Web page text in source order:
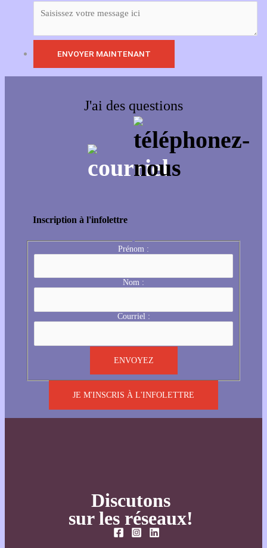
J'ai des questions
Inscription à l'infolettre
Prénom :
Nom :
Courriel :
JE M'INSCRIS À L'INFOLETTRE
Discutons
sur les réseaux!